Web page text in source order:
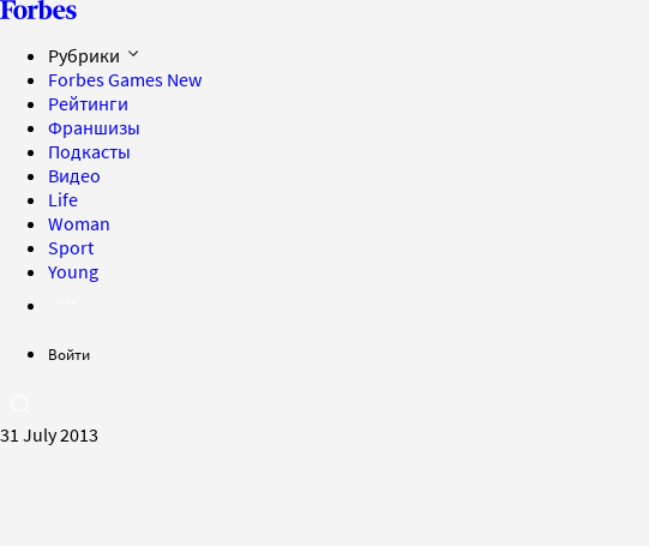
Рубрики
Forbes Games New
Рейтинги
Франшизы
Подкасты
Видео
Life
Woman
Sport
Young
Войти
31 July 2013